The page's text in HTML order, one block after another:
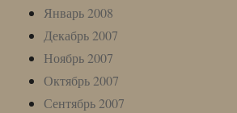
Январь 2008
Декабрь 2007
Ноябрь 2007
Октябрь 2007
Сентябрь 2007